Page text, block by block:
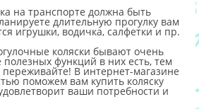
на транспорте должна быть
длительную прогулку вам
игрушки, водичка, салфетки и пр.
коляски бывают очень
функций в них есть, тем
В интернет-магазине
поможем вам купить коляску
ваши потребности и